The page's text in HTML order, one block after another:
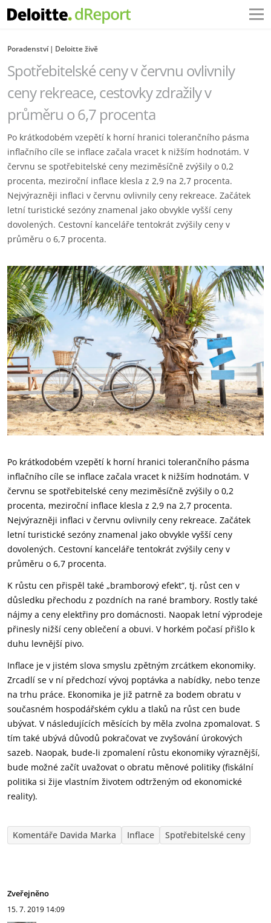
Poradenství Deloitte živě
Spotřebitelské ceny v červnu ovlivnily
ceny rekreace, cestovky zdražily v
průměru o 6,7 procenta
Po krátkodobém vzepětí k horní hranici tolerančního pásma
inflačního cíle se inflace začala vracet k nižším hodnotám. V
červnu se spotřebitelské ceny meziměsíčně zvýšily o 0,2
procenta, meziroční inflace klesla z 2,9 na 2,7 procenta.
Nejvýrazněji inflaci v červnu ovlivnily ceny rekreace. Začátek
letní turistické sezóny znamenal jako obvykle vyšší ceny
dovolených. Cestovní kanceláře tentokrát zvýšily ceny v
průměru o 6,7 procenta.
Po krátkodobém vzepětí k horní hranici tolerančního pásma
inflačního cíle se inflace začala vracet k nižším hodnotám. V
červnu se spotřebitelské ceny meziměsíčně zvýšily o 0,2
procenta, meziroční inflace klesla z 2,9 na 2,7 procenta.
Nejvýrazněji inflaci v červnu ovlivnily ceny rekreace. Začátek
letní turistické sezóny znamenal jako obvykle vyšší ceny
dovolených. Cestovní kanceláře tentokrát zvýšily ceny v
průměru o 6,7 procenta.
K růstu cen přispěl také „bramborový efekt“, tj. růst cen v
důsledku přechodu z pozdních na rané brambory. Rostly také
nájmy a ceny elektřiny pro domácnosti. Naopak letní výprodeje
přinesly nižší ceny oblečení a obuvi. V horkém počasí přišlo k
duhu levnější pivo.
Inflace je v jistém slova smyslu zpětným zrcátkem ekonomiky.
Zrcadlí se v ní předchozí vývoj poptávka a nabídky, nebo tenze
na trhu práce. Ekonomika je již patrně za bodem obratu v
současném hospodářském cyklu a tlaků na růst cen bude
ubývat. V následujících měsících by měla zvolna zpomalovat. S
tím také ubývá důvodů pokračovat ve zvyšování úrokových
sazeb. Naopak, bude-li zpomalení růstu ekonomiky výraznější,
bude možné začít uvažovat o obratu měnové politiky (fiskální
politika si žije vlastním životem odtrženým od ekonomické
reality).
Komentáře Davida Marka Inflace Spotřebitelské ceny
Zveřejněno
15. 7. 2019 14:09